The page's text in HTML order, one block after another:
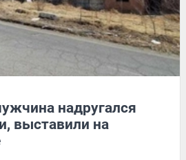
надругался
выставили на